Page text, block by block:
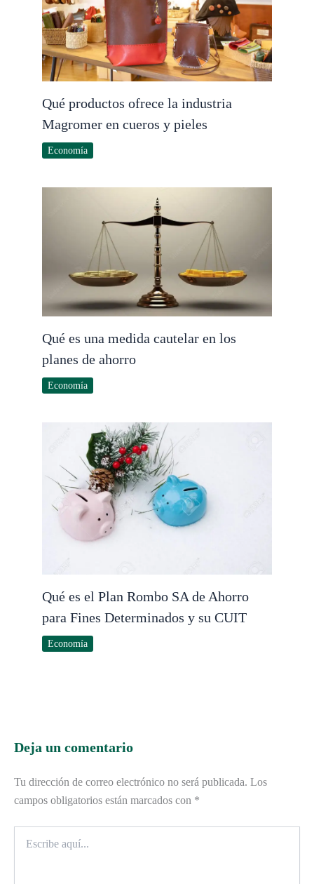
Qué productos ofrece la industria
Magromer en cueros y pieles
Economía
Qué es una medida cautelar en los
planes de ahorro
Economía
Qué es el Plan Rombo SA de Ahorro
para Fines Determinados y su CUIT
Economía
Deja un comentario
Tu dirección de correo electrónico no será publicada. Los
campos obligatorios están marcados con *
aquí...